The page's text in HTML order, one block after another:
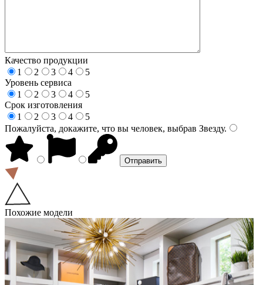
Качество продукции
1
2 3 4
5
Уровень сервиса
1
2 3 4
5
Срок изготовления
1
2 3 4
5
Пожалуйста, докажите, что вы человек, выбрав Звезду.
Похожие модели